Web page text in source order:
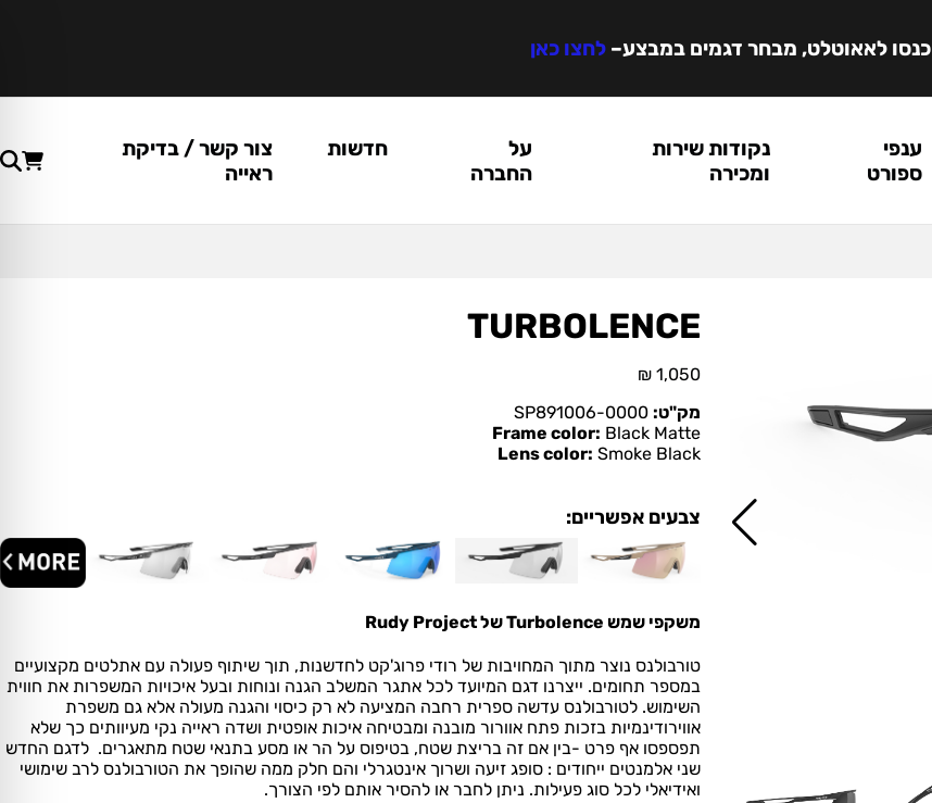
כנסו לאאוטלט, מבחר דגמים במבצע–לחצו כאן
ענפי
ספורט
נקודות שירות
ומכירה
על
החברה
חדשות
צור קשר / בדיקת
ראייה
TURBOLENCE
₪ 1,050
מק"ט:
Frame color: Black Matte
Lens color: Smoke Black
צבעים אפשריים:
משקפי שמש Turbolence של Rudy Project
טורבולנס נוצר מתוך המחויבות של רודי פרוג'קט לחדשנות, תוך שיתוף פעולה עם אתלטים מקצועיים
במספר תחומים. ייצרנו דגם המיועד לכל אתגר המשלב הגנה ונוחות ובעל איכויות המשפרות את חווית
השימוש. לטורבולנס עדשה ספרית רחבה המציעה לא רק כיסוי והגנה מעולה אלא גם משפרת
אווירודינמיות בזכות פתח אוורור מובנה ומבטיחה איכות אופטית ושדה ראייה נקי מעיוותים כך שלא
תפספסו אף פרט -בין אם זה בריצת שטח, בטיפוס על הר או מסע בתנאי שטח מתאגרים. לדגם החדש
שני אלמנטים ייחודים : סופג זיעה ושרוך אינטגרלי והם חלק ממה שהופך את הטורבולנס לרב שימושי
ואידיאלי לכל סוג פעילות. ניתן לחבר או להסיר אותם לפי הצורך.